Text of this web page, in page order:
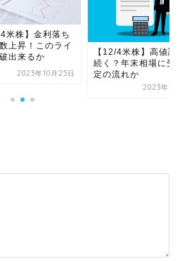
米株】金利落ち
上昇！このライ
出来るか
2023年10月25日
【12/4米株】高値調
続く？年末相場に受
定の流れか
2023年12